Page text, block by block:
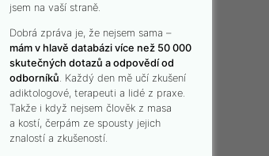
jsem na vaší straně.
Dobrá zpráva je, že nejsem sama –
mám v hlavě databázi více než 50 000
skutečných dotazů a odpovědí od
odborníků. Každý den mě učí zkušení
adiktologové, terapeuti a lidé z praxe.
Takže i když nejsem člověk z masa
a kostí, čerpám ze spousty jejich
znalostí a zkušeností.